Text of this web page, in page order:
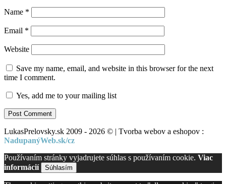
Name *
Email *
Website
Save my name, email, and website in this browser for the next
time I comment.
Yes, add me to your mailing list
LukasPrelovsky.sk 2009 - 2026 © | Tvorba webov a eshopov :
NadupanýWeb.sk/cz
Používaním stránky vyjadrujete súhlas s používaním cookie. Viac
informácií
Súhlasím